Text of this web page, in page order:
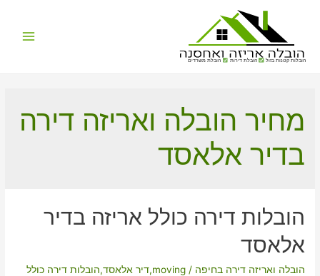
הובלות קטנות בזול הובלת דירות הובלת משרדים
מחיר הובלה ואריזה דירה
בדיר אלאסד
הובלות דירה כולל אריזה בדיר
אלאסד
הובלה ואריזה דירה בחיפה /
moving
,דיר אלאסד,הובלות דירה כולל